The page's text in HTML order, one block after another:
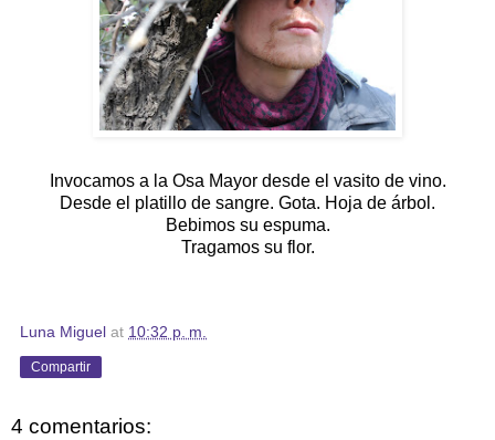
Invocamos a la Osa Mayordesde el vasito de vino.
Desde el platillo de sangre. Gota. Hoja de árbol.
Bebimos su espuma.
Tragamos su flor.
Luna Miguel at 10:32 p. m.
Compartir
4 comentarios: